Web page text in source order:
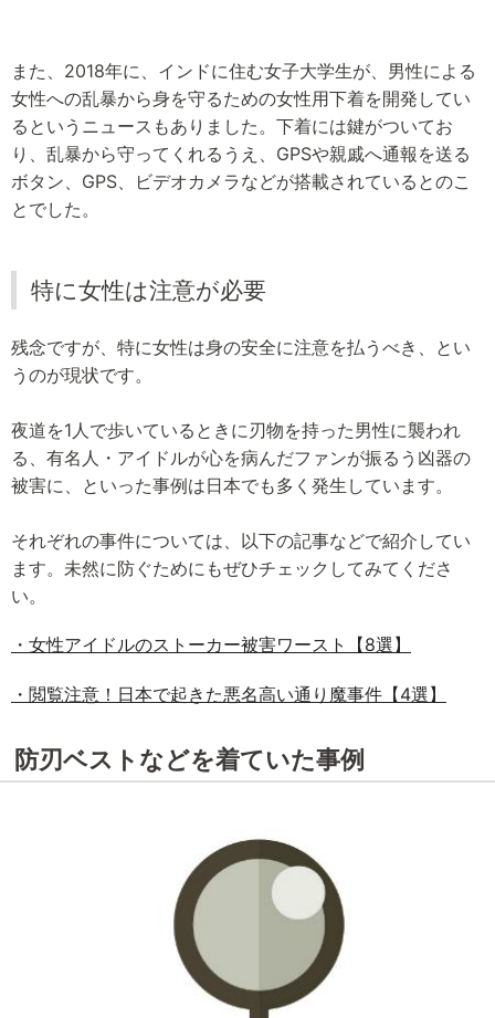
また、2018年に、インドに住む女子大学生が、男性による
女性への乱暴から身を守るための女性用下着を開発してい
るというニュースもありました。下着には鍵がついてお
り、乱暴から守ってくれるうえ、GPSや親戚へ通報を送る
ボタン、GPS、ビデオカメラなどが搭載されているとのこ
とでした。
特に女性は注意が必要
残念ですが、特に女性は身の安全に注意を払うべき、とい
うのが現状です。
夜道を1人で歩いているときに刃物を持った男性に襲われ
る、有名人・アイドルが心を病んだファンが振るう凶器の
被害に、といった事例は日本でも多く発生しています。
それぞれの事件については、以下の記事などで紹介してい
ます。未然に防ぐためにもぜひチェックしてみてくださ
い。
・女性アイドルのストーカー被害ワースト【8選】
・閲覧注意！日本で起きた悪名高い通り魔事件【4選】
防刃ベストなどを着ていた事例